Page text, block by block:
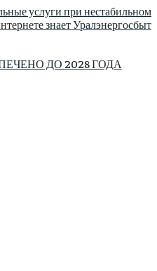
услуги при нестабильном
знает Уралэнергосбыт
ДО 2028 ГОДА